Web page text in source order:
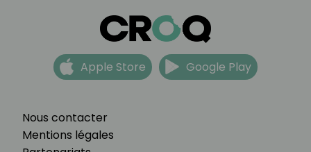
Nous contacter
Mentions légales
Apple Store Google Play